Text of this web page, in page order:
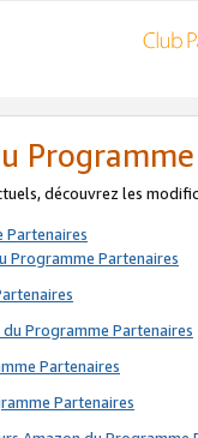
découvrez les
Partenaires
Programme Partenaires
Programme Partenaires
Partenaires
Partenaires